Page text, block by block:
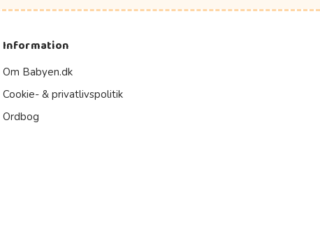
Information
Om Babyen.dk
Cookie- & privatlivspolitik
Ordbog